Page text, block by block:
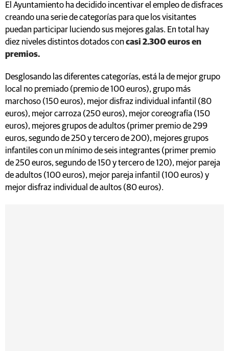
El Ayuntamiento ha decidido incentivar el empleo de disfraces
creando una serie de categorías para que los visitantes
puedan participar luciendo sus mejores galas. En total hay
diez niveles distintos dotados con casi 2.300 euros en
premios.
Desglosando las diferentes categorías, está la de mejor grupo
local no premiado (premio de 100 euros), grupo más
marchoso (150 euros), mejor disfraz individual infantil (80
euros), mejor carroza (250 euros), mejor coreografía (150
euros), mejores grupos de adultos (primer premio de 299
euros, segundo de 250 y tercero de 200), mejores grupos
infantiles con un mínimo de seis integrantes (primer premio
de 250 euros, segundo de 150 y tercero de 120), mejor pareja
de adultos (100 euros), mejor pareja infantil (100 euros) y
mejor disfraz individual de aultos (80 euros).